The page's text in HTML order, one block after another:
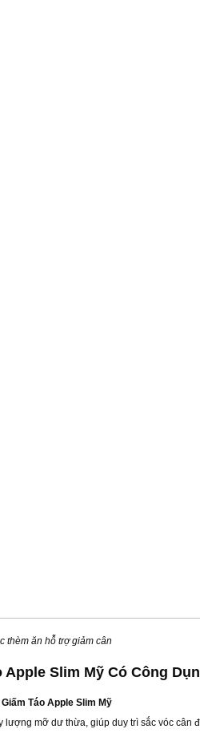
thèm ăn hỗ trợ giảm cân
Apple Slim Mỹ Có Công
Táo Apple Slim Mỹ
lượng mỡ dư thừa, giúp duy trì sắc vóc cân